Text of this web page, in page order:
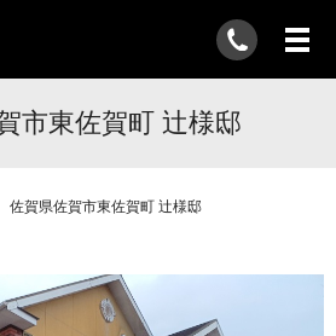
市東佐賀町 辻様邸
佐賀県佐賀市東佐賀町 辻様邸